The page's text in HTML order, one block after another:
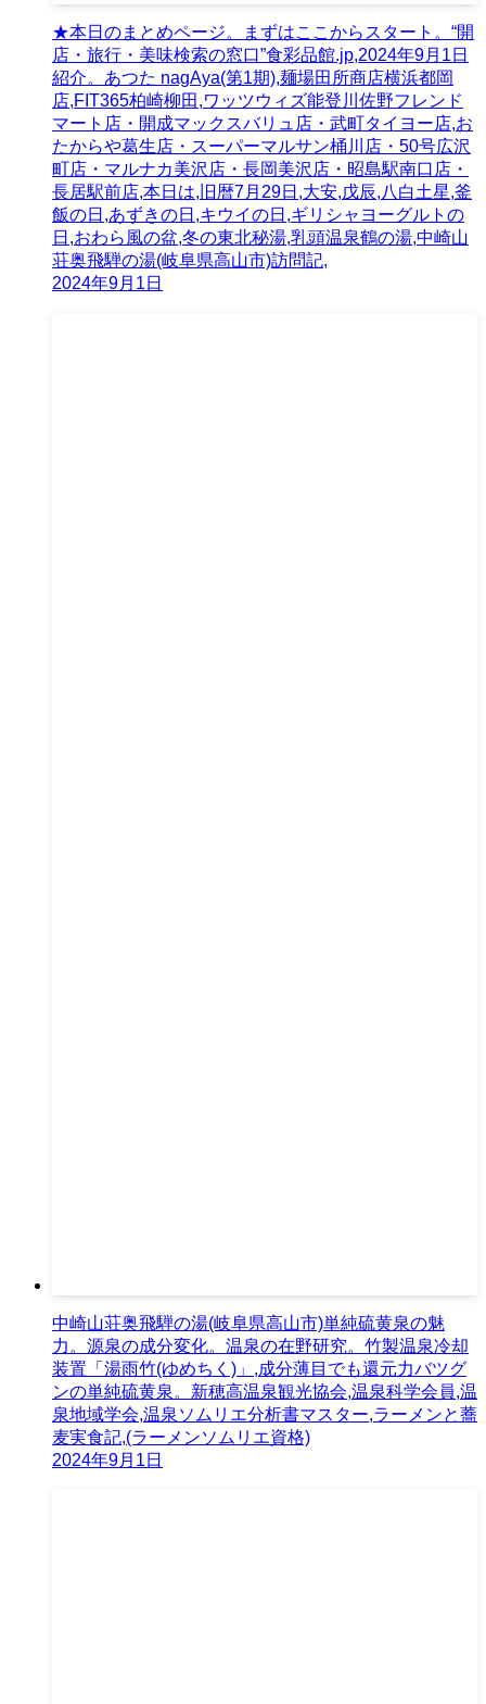
★本日のまとめページ。まずはここからスタート。“開
店・旅行・美味検索の窓口”食彩品館.jp,2024年9月1日
紹介。あつた nagAya(第1期),麺場田所商店横浜都岡
店,FIT365柏崎柳田,ワッツウィズ能登川佐野フレンド
マート店・開成マックスバリュ店・武町タイヨー店,お
たからや葛生店・スーパーマルサン桶川店・50号広沢
町店・マルナカ美沢店・長岡美沢店・昭島駅南口店・
長居駅前店,本日は,旧暦7月29日,大安,戊辰,八白土星,釜
飯の日,あずきの日,キウイの日,ギリシャヨーグルトの
日,おわら風の盆,冬の東北秘湯,乳頭温泉鶴の湯,中崎山
荘奥飛騨の湯(岐阜県高山市)訪問記,
2024年9月1日
中崎山荘奥飛騨の湯(岐阜県高山市)単純硫黄泉の魅
力。源泉の成分変化。温泉の在野研究。竹製温泉冷却
装置「湯雨竹(ゆめちく)」,成分薄目でも還元力バツグ
ンの単純硫黄泉。新穂高温泉観光協会,温泉科学会員,温
泉地域学会,温泉ソムリエ分析書マスター,ラーメンと蕎
麦実食記,(ラーメンソムリエ資格)
2024年9月1日